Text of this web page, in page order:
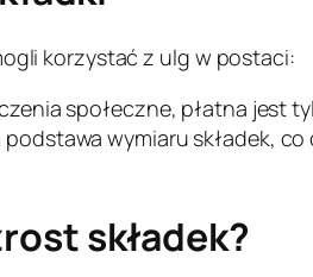
korzystać z ulg w postaci:
społeczne, płatna jest
wymiaru składek,
składek?